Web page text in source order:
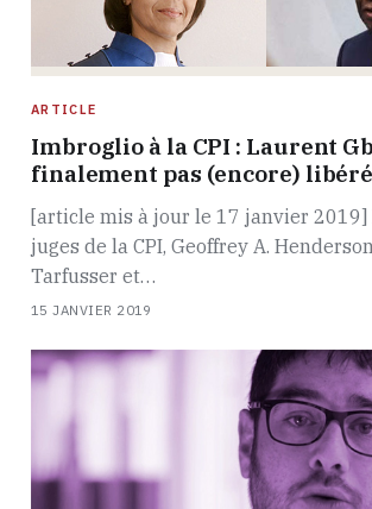
ARTICLE
Imbroglio à la CPI : Laurent
finalement pas (encore)
[article mis à jour le 17 janvier 2019]
juges de la CPI, Geoffrey A.
Tarfusser et…
15 JANVIER 2019